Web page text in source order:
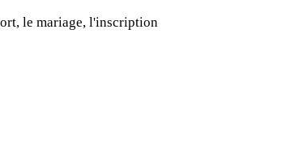
le mariage, l'inscription